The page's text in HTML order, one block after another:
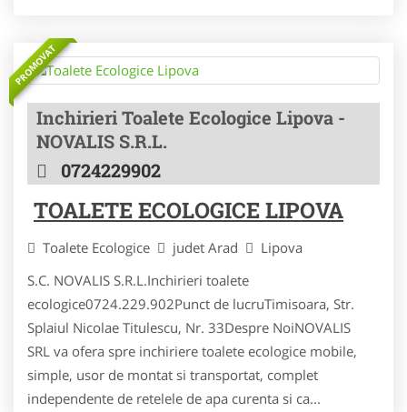
PROMOVAT
Inchirieri Toalete Ecologice Lipova -
NOVALIS S.R.L.
0724229902
TOALETE ECOLOGICE LIPOVA
Toalete Ecologice judet Arad
Lipova
S.C. NOVALIS S.R.L.Inchirieri toalete
ecologice0724.229.902Punct de lucruTimisoara, Str.
Splaiul Nicolae Titulescu, Nr. 33Despre NoiNOVALIS
SRL va ofera spre inchiriere toalete ecologice mobile,
simple, usor de montat si transportat, complet
independente de retelele de apa curenta si ca...